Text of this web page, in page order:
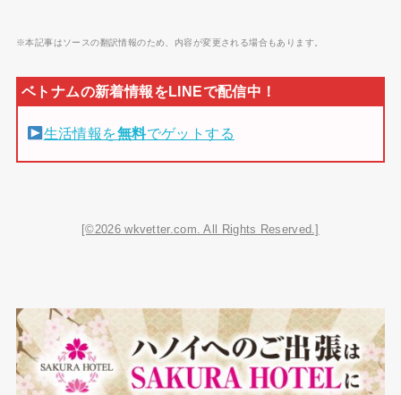
※本記事はソースの翻訳情報のため、内容が変更される場合もあります。
生活情報を無料でゲットする
[©2026 wkvetter.com. All Rights Reserved.]